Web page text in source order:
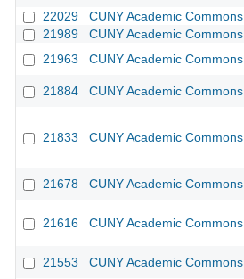
22029
CUNY Academic Commons
21989
CUNY Academic Commons
21963
CUNY Academic Commons
21884 CUNY Academic Commons
21833 CUNY Academic Commons
21678 CUNY Academic Commons
21616 CUNY Academic Commons
21553 CUNY Academic Commons